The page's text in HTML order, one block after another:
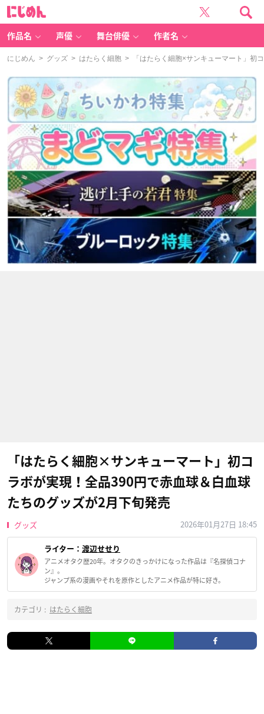
作品名 声優 舞台俳優 作者名
にじめん > グッズ > はたらく細胞 > 「はたらく細胞×サンキューマート」初
「はたらく細胞×サンキューマート」初コ
ラボが実現！全品390円で赤血球＆白血球
たちのグッズが2月下旬発売
グッズ 2026年01月27日 18:45
ライター： 渡辺せせり
アニメオタク歴20年。オタクのきっかけになった作品は『名探偵コナ
ン』。
ジャンプ系の漫画やそれを原作としたアニメ作品が特に好き。
カテゴリ : はたらく細胞